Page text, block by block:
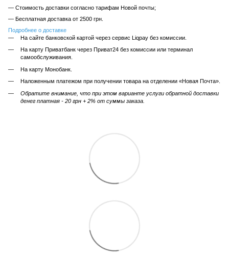
— Стоимость доставки согласно тарифам Новой почты;
— Бесплатная доставка от 2500 грн.
Подробнее о доставке
На сайте банковской картой через сервис Liqpay без комиссии.
На карту Приватбанк через Приват24 без комиссии или терминал
самообслуживания.
На карту Монобанк.
Наложенным платежом при получении товара на отделении «Новая Почта».
Обратите внимание, что при этом варианте услуги обратной доставки
денег платная - 20 грн + 2% от суммы заказа.